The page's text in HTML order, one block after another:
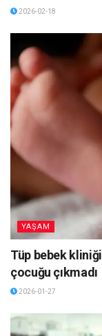
2026-02-18
YAŞAM
Tüp bebek
çocuğu çıkmadı
2026-01-27